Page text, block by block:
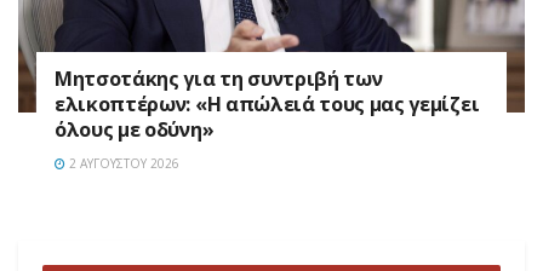
Μητσοτάκης για τη συντριβή των
ελικοπτέρων: «Η απώλειά τους μας γεμίζει
όλους με οδύνη»
2 ΑΥΓΟΎΣΤΟΥ 2026